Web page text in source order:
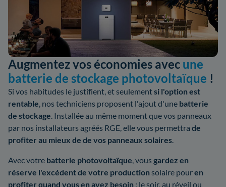
Augmentez vos économies avec une
batterie de stockage photovoltaïque !
Si vos habitudes le justifient, et seulementsi l'option est
rentable, nos techniciens proposent l'ajout d'une batterie
de stockage. Installée au même moment que vos panneaux
par nos installateurs agréés RGE, elle vous permettra de
profiter au mieux de de vos panneaux solaires.
Avec votre batterie photovoltaïque, vous gardez en
réserve l'excédent de votre production solaire pouren
profiter quand vous en avez besoin : le soir, au réveil ou